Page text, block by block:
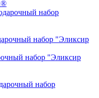
набор
набор "Эликсир